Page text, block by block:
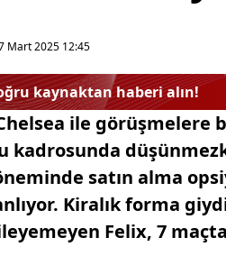
Mart 2025 12:45
kaynaktan haberi alın!
ile görüşmelere
kadrosunda
satın alma
Kiralık forma
Felix, 7